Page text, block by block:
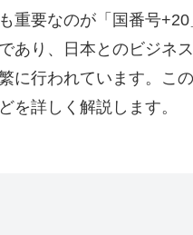
重要なのが「国番号
あり、日本とのビジネ
に行われています。こ
を詳しく解説します。